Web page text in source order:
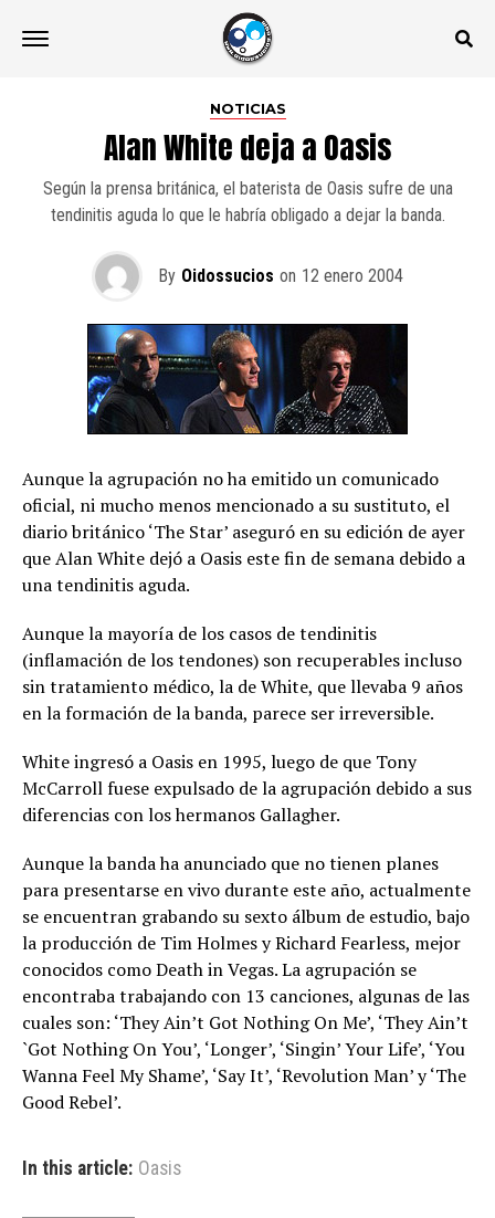
NOTICIAS
Alan White deja a Oasis
Según la prensa británica, el baterista de Oasis sufre de una
tendinitis aguda lo que le habría obligado a dejar la banda.
By Oidossucios on 12 enero 2004
Aunque la agrupación no ha emitido un comunicado
oficial, ni mucho menos mencionado a su sustituto, el
diario británico ‘The Star’ aseguró en su edición de ayer
que Alan White dejó a Oasis este fin de semana debido a
una tendinitis aguda.
Aunque la mayoría de los casos de tendinitis
(inflamación de los tendones) son recuperables incluso
sin tratamiento médico, la de White, que llevaba 9 años
en la formación de la banda, parece ser irreversible.
White ingresó a Oasis en 1995, luego de que Tony
McCarroll fuese expulsado de la agrupación debido a sus
diferencias con los hermanos Gallagher.
Aunque la banda ha anunciado que no tienen planes
para presentarse en vivo durante este año, actualmente
se encuentran grabando su sexto álbum de estudio, bajo
la producción de Tim Holmes y Richard Fearless, mejor
conocidos como Death in Vegas. La agrupación se
encontraba trabajando con 13 canciones, algunas de las
cuales son: ‘They Ain’t Got Nothing On Me’, ‘They Ain’t
`Got Nothing On You’, ‘Longer’, ‘Singin’ Your Life’, ‘You
Wanna Feel My Shame’, ‘Say It’, ‘Revolution Man’ y ‘The
Good Rebel’.
In this article: Oasis